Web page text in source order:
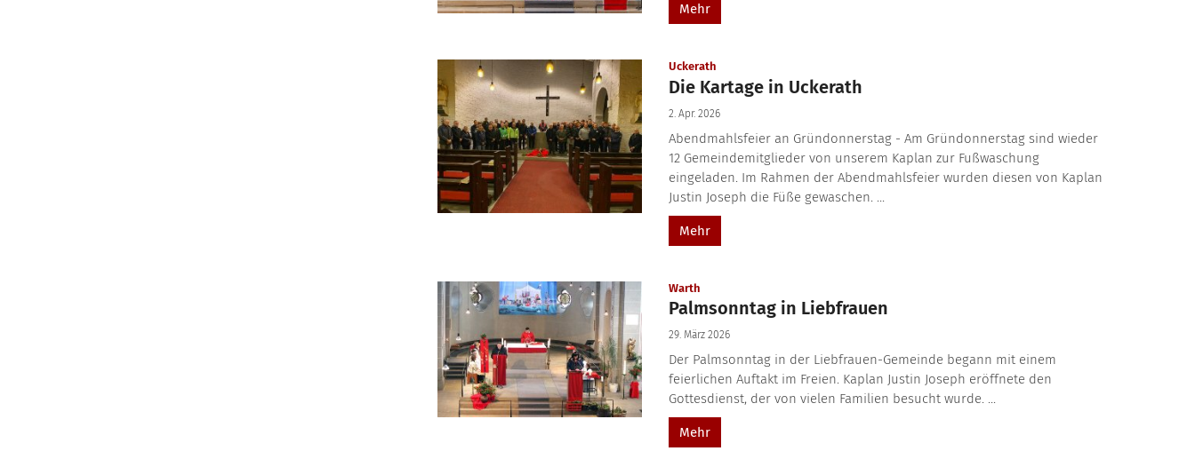
Mehr
Uckerath
Die Kartage in Uckerath
2. Apr. 2026
Abendmahlsfeier an Gründonnerstag - Am Gründonnerstag sind wieder
12 Gemeindemitglieder von unserem Kaplan zur Fußwaschung
eingeladen. Im Rahmen der Abendmahlsfeier wurden diesen von Kaplan
Justin Joseph die Füße gewaschen. ...
Mehr
Warth
Palmsonntag in Liebfrauen
29. März 2026
Der Palmsonntag in der Liebfrauen-Gemeinde begann mit einem
feierlichen Auftakt im Freien. Kaplan Justin Joseph eröffnete den
Gottesdienst, der von vielen Familien besucht wurde. ...
Mehr